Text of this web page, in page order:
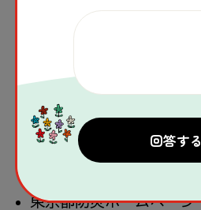
かるサイト》
セーブ・ザ・チルドレン、
アーツ“とっさのひとこ
arts.net/wp-
東京都防災ホームペー